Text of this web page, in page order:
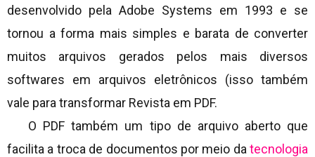
desenvolvido pela Adobe Systems em 1993 e se
tornou a forma mais simples e barata de converter
muitos arquivos gerados pelos mais diversos
softwares em arquivos eletrônicos (isso também
vale para transformar Revista em PDF.
O PDF também um tipo de arquivo aberto que
facilita a troca de documentos por meio da tecnologia